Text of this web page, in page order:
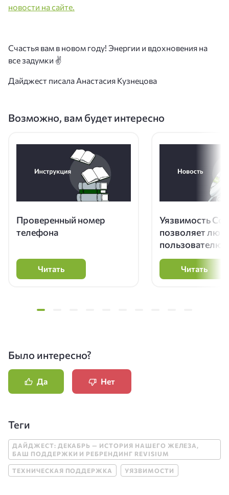
новости на сайте.
Счастья вам в новом году! Энергии и вдохновения на
все задумки ✌
Дайджест писала Анастасия Кузнецова
Возможно, вам будет интересно
Проверенный номер
телефона
Читать
Уязвимость
позволяет
пользователю
получить root-
Читать
Было интересно?
Да Нет
Теги
ДАЙДЖЕСТ: ДЕКАБРЬ — ИСТОРИЯ НАШЕГО ЖЕЛЕЗА,
БАШ ПОДДЕРЖКИ И РЕБРЕНДИНГ REVISIUM
ТЕХНИЧЕСКАЯ ПОДДЕРЖКА УЯЗВИМОСТИ